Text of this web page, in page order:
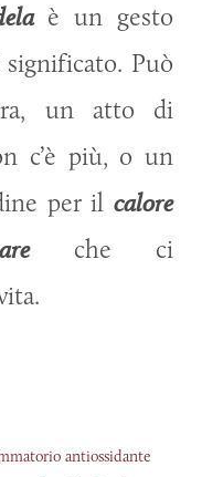
è un gesto
Può
un atto di
c’è più, o un
per il calore
che ci
antiossidante